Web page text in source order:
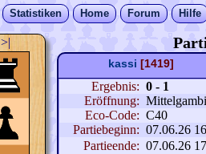
Statistiken Home Forum Hilfe
>|
kassi [1419]
Ergebnis: 0 - 1
Eröffnung:
Eco-Code: C40
Partiebeginn: 07.06.26
Partieende: 07.06.26